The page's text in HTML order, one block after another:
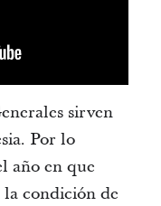
sirven
Por lo
año en que
condición de